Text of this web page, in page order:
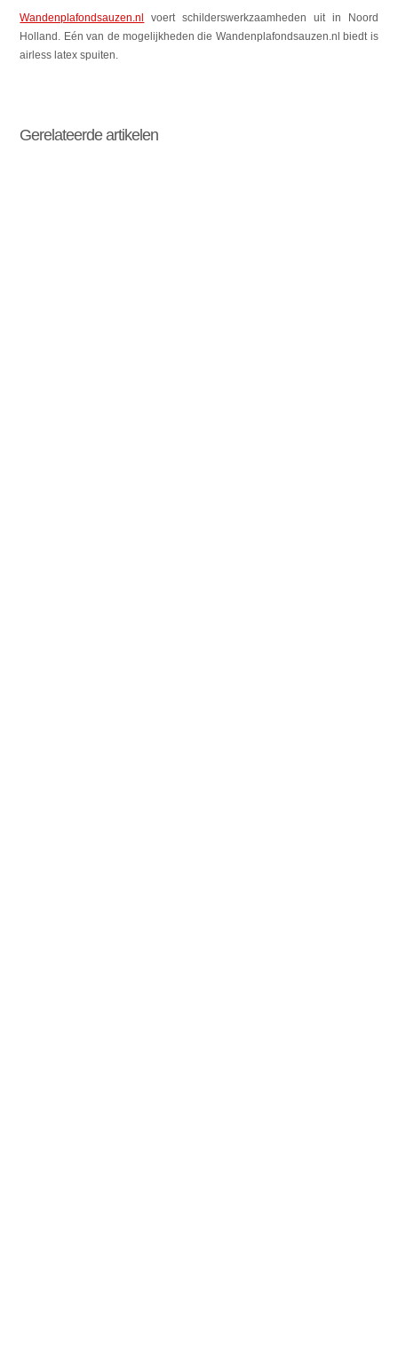
Wandenplafondsauzen.nl
voert schilderswerkzaamheden uit in Noord
Holland. Eén van de mogelijkheden die Wandenplafondsauzen.nl biedt is
airless latex spuiten.
Gerelateerde artikelen